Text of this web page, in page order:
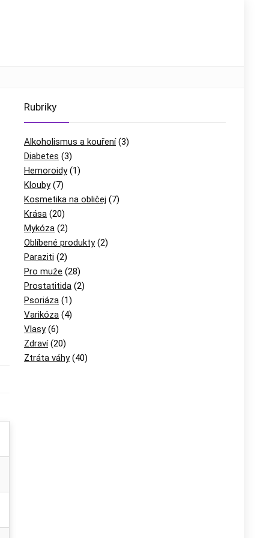
Rubriky
Alkoholismus a kouření(3)
Diabetes (3)
Hemoroidy(1)
Klouby(7)
Kosmetika na obličej (7)
Krása (20)
Mykóza (2)
Oblíbené produkty(2)
Paraziti (2)
Pro muže (28)
Prostatitida (2)
Psoriáza (1)
Varikóza (4)
Vlasy(6)
Zdraví(20)
Ztráta váhy(40)